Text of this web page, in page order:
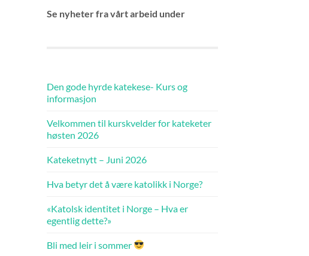
Se nyheter fra vårt arbeid under
Den gode hyrde katekese- Kurs og
informasjon
Velkommen til kurskvelder for kateketer
høsten 2026
Kateketnytt – Juni 2026
Hva betyr det å være katolikk i Norge?
«Katolsk identitet i Norge – Hva er
egentlig dette?»
Bli med leir i sommer